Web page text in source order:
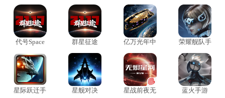
体验更加多变与深度化。游戏画面多以科幻风格呈现，适合喜欢科幻题材与策略经
营的玩家深入体验。
代号Space
群星征途
亿万光年中
荣耀舰队手
星际跃迁手
星舰对决
星战前夜无
蓝火手游